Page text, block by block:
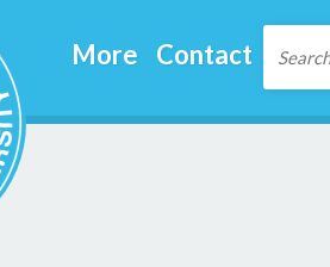
More Contact